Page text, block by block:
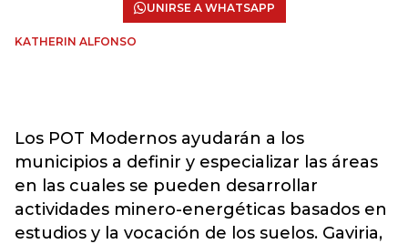
UNIRSE A WHATSAPP
KATHERIN ALFONSO
Los POT Modernos ayudarán a los
municipios a definir y especializar las áreas
en las cuales se pueden desarrollar
actividades minero-energéticas basados en
estudios y la vocación de los suelos. Gaviria,